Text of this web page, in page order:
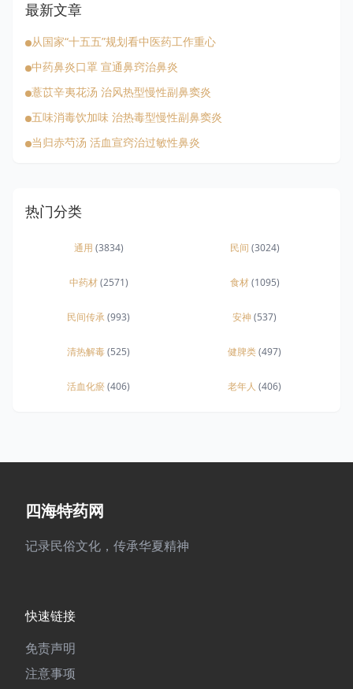
最新文章
从国家“十五五”规划看中医药工作重心
中药鼻炎口罩 宣通鼻窍治鼻炎
薏苡辛夷花汤 治风热型慢性副鼻窦炎
五味消毒饮加味 治热毒型慢性副鼻窦炎
当归赤芍汤 活血宣窍治过敏性鼻炎
热门分类
通用 (3834) 民间 (3024)
中药材(2571) 食材(1095)
民间传承(993) 安神(537)
清热解毒(525) 健脾类(497)
活血化瘀(406) 老年人 (406)
四海特药网
记录民俗文化，传承华夏精神
快速链接
免责声明
注意事项